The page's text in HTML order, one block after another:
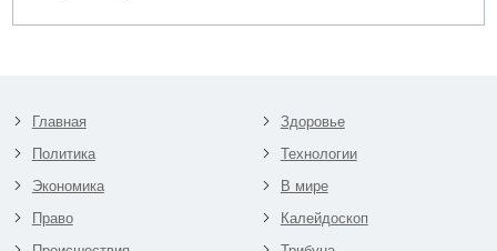
Главная
Политика
Экономика
Право
Здоровье
Технологии
В мире
Калейдоскоп